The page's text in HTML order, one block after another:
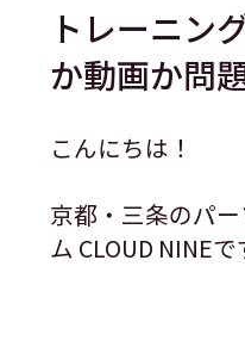
トレーニン
か動画か問
こんにちは！
京都・三条のパ
ム CLOUD NINEで